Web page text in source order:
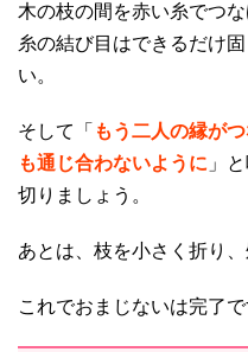
木の枝の間を赤い糸でつ
糸の結び目はできるだけ
い。
そして「 もう二人の縁が
も通じ合わないように 」
切りましょう。
あとは、枝を小さく折り、
これでおまじないは完了で